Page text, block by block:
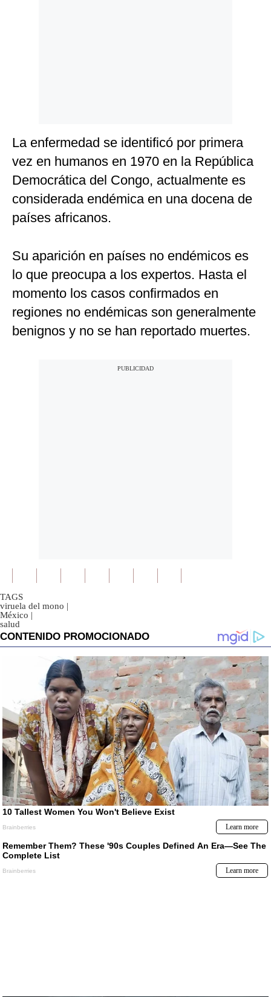
La enfermedad se identificó por primera
vez en humanos en 1970 en la República
Democrática del Congo, actualmente es
considerada endémica en una docena de
países africanos.
Su aparición en países no endémicos es
lo que preocupa a los expertos. Hasta el
momento los casos confirmados en
regiones no endémicas son generalmente
benignos y no se han reportado muertes.
TAGS
viruela del mono |
México |
salud